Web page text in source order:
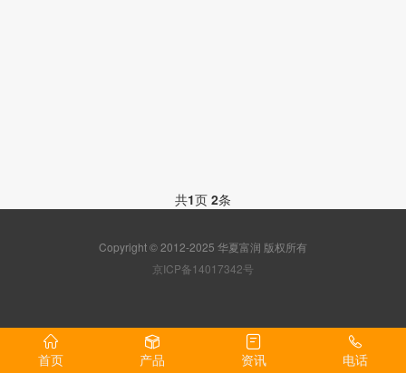
共1页 2条
Copyright © 2012-2025 华夏富润 版权所有
京ICP备14017342号
首页 产品 资讯 电话